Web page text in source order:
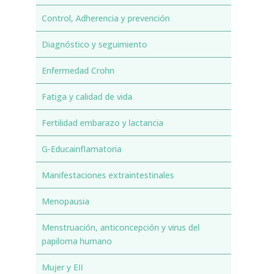
Control, Adherencia y prevención
Diagnóstico y seguimiento
Enfermedad Crohn
Fatiga y calidad de vida
Fertilidad embarazo y lactancia
G-Educainflamatoria
Manifestaciones extraintestinales
Menopausia
Menstruación, anticoncepción y virus del
papiloma humano
Mujer y EII